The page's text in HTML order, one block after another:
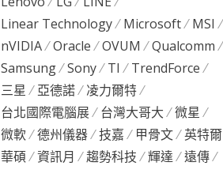
Linear Technology
Microsoft
MSI
nVIDIA
Oracle OVUM
Qualcomm
Samsung
Sony TI
TrendForce
三星
亞德諾
凌力爾特
台北國際電腦展
台灣大哥大
微星
微軟
德州儀器 技嘉 甲骨文
英特爾
華碩
資訊月 趨勢科技 輝達 遠傳